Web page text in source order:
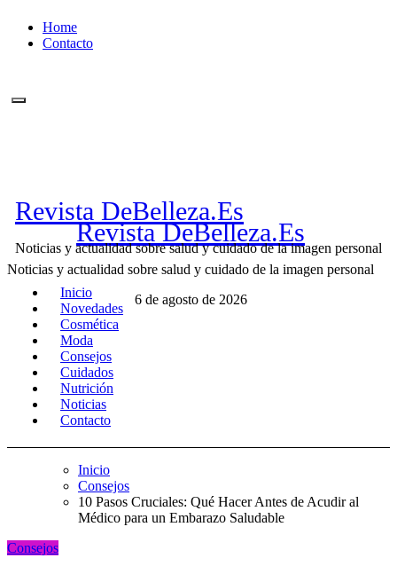
Home
Contacto
Revista DeBelleza.Es
Noticias y actualidad sobre salud y cuidado de la imagen personal
6 de agosto de 2026
Revista DeBelleza.Es
Noticias y actualidad sobre salud y cuidado de la imagen personal
Inicio
Novedades
Cosmética
Moda
Consejos
Cuidados
Nutrición
Noticias
Contacto
Inicio
Consejos
10 Pasos Cruciales: Qué Hacer Antes de Acudir al
Médico para un Embarazo Saludable
Consejos